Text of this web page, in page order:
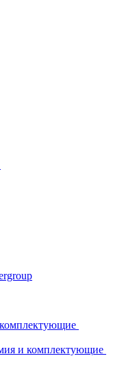
и комплектующие